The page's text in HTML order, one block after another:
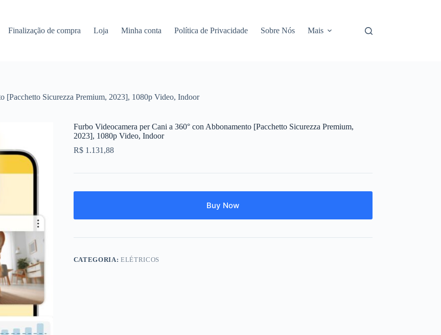
Finalização de compra Loja Minha conta Política de Privacidade Sobre Nós Mais
[Pacchetto Sicurezza Premium, 2023], 1080p Video, Indoor
Furbo Videocamera per Cani a 360° con Abbonamento [Pacchetto Sicurezza Premium,
2023], 1080p Video, Indoor
R$1.131,88
Buy Now
CATEGORIA: ELÉTRICOS